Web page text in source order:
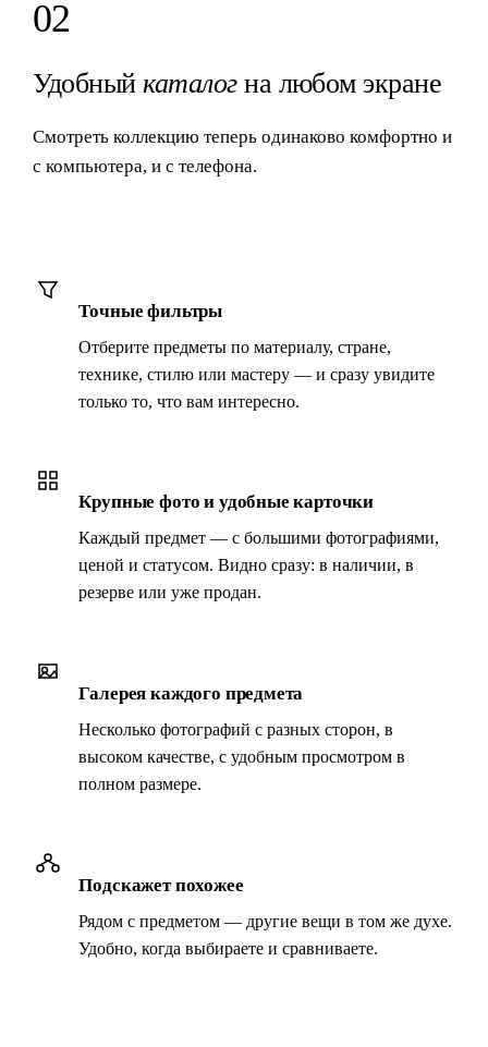
02
Удобный каталогна любом экране
Смотреть коллекцию теперь одинаково комфортно и
с компьютера, и с телефона.
Точные фильтры
Отберите предметы по материалу, стране,
технике, стилю или мастеру — и сразу увидите
только то, что вам интересно.
Крупные фото и удобные карточки
Каждый предмет — с большими фотографиями,
ценой и статусом. Видно сразу: в наличии, в
резерве или уже продан.
Галерея каждого предмета
Несколько фотографий с разных сторон, в
высоком качестве, с удобным просмотром в
полном размере.
Подскажет похожее
Рядом с предметом — другие вещи в том же духе.
Удобно, когда выбираете и сравниваете.